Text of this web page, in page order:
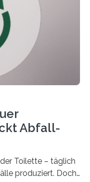
Oldenburg für
Euro. „Wir
Abfall-
Toilette – täglich
produziert. Doch